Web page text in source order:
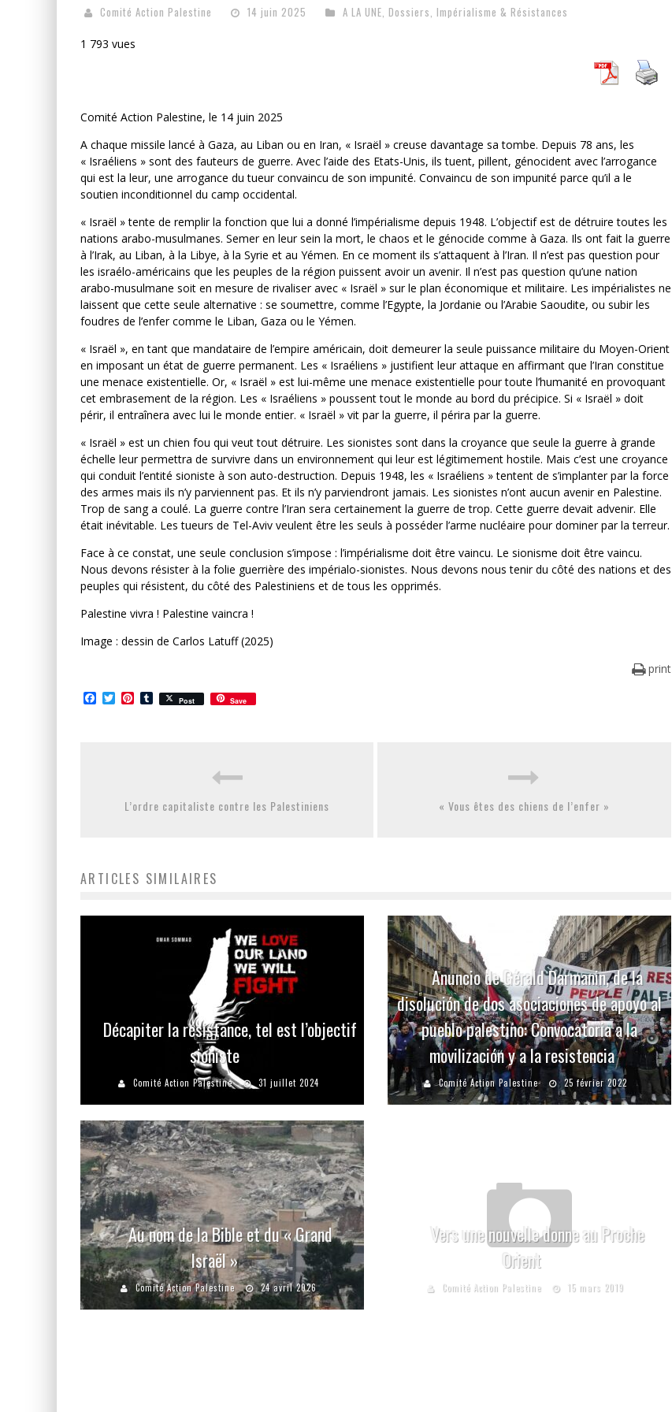
Comité Action Palestine 14 juin 2025 A LA UNE, Dossiers, Impérialisme & Résistances
1 793 vues
Comité Action Palestine, le 14 juin 2025
A chaque missile lancé à Gaza, au Liban ou en Iran, « Israël » creuse davantage sa tombe. Depuis 78 ans, les
« Israéliens » sont des fauteurs de guerre. Avec l’aide des Etats-Unis, ils tuent, pillent, génocident avec l’arrogance
qui est la leur, une arrogance du tueur convaincu de son impunité. Convaincu de son impunité parce qu’il a le
soutien inconditionnel du camp occidental.
« Israël » tente de remplir la fonction que lui a donné l’impérialisme depuis 1948. L’objectif est de détruire toutes les
nations arabo-musulmanes. Semer en leur sein la mort, le chaos et le génocide comme à Gaza. Ils ont fait la guerre
à l’Irak, au Liban, à la Libye, à la Syrie et au Yémen. En ce moment ils s’attaquent à l’Iran. Il n’est pas question pour
les israélo-américains que les peuples de la région puissent avoir un avenir. Il n’est pas question qu’une nation
arabo-musulmane soit en mesure de rivaliser avec « Israël » sur le plan économique et militaire. Les impérialistes ne
laissent que cette seule alternative : se soumettre, comme l’Egypte, la Jordanie ou l’Arabie Saoudite, ou subir les
foudres de l’enfer comme le Liban, Gaza ou le Yémen.
« Israël », en tant que mandataire de l’empire américain, doit demeurer la seule puissance militaire du Moyen-Orient
en imposant un état de guerre permanent. Les « Israéliens » justifient leur attaque en affirmant que l’Iran constitue
une menace existentielle. Or, « Israël » est lui-même une menace existentielle pour toute l’humanité en provoquant
cet embrasement de la région. Les « Israéliens » poussent tout le monde au bord du précipice. Si « Israël » doit
périr, il entraînera avec lui le monde entier. « Israël » vit par la guerre, il périra par la guerre.
« Israël » est un chien fou qui veut tout détruire. Les sionistes sont dans la croyance que seule la guerre à grande
échelle leur permettra de survivre dans un environnement qui leur est légitimement hostile. Mais c’est une croyance
qui conduit l’entité sioniste à son auto-destruction. Depuis 1948, les « Israéliens » tentent de s’implanter par la force
des armes mais ils n’y parviennent pas. Et ils n’y parviendront jamais. Les sionistes n’ont aucun avenir en Palestine.
Trop de sang a coulé. La guerre contre l’Iran sera certainement la guerre de trop. Cette guerre devait advenir. Elle
était inévitable. Les tueurs de Tel-Aviv veulent être les seuls à posséder l’arme nucléaire pour dominer par la terreur.
Face à ce constat, une seule conclusion s’impose : l’impérialisme doit être vaincu. Le sionisme doit être vaincu.
Nous devons résister à la folie guerrière des impérialo-sionistes. Nous devons nous tenir du côté des nations et des
peuples qui résistent, du côté des Palestiniens et de tous les opprimés.
Palestine vivra ! Palestine vaincra !
Image : dessin de Carlos Latuff (2025)
print
Facebook
TwitterPinterest
Tumblr
Post Save
L’ordre capitaliste contre les Palestiniens « Vous êtes des chiens de l’enfer »
ARTICLES SIMILAIRES
Décapiter la résistance, tel est l’objectif
sioniste
Comité Action Palestine 31 juillet 2024
Anuncio de Gérald Darmanin, de la
disolución de dos asociaciones de apoyo al
pueblo palestino: Convocatoria a la
movilización y a la resistencia
Comité Action Palestine 25 février 2022
Au nom de la Bible et du « Grand
Israël »
Comité Action Palestine 24 avril 2026
Vers une nouvelle donne au Proche
Orient
Comité Action Palestine 15 mars 2019
DES ACCORDS DE PAIX SANS LE
PEUPLE ET CONTRE LE PEUPLE
Comité Action Palestine 3 juillet 2026